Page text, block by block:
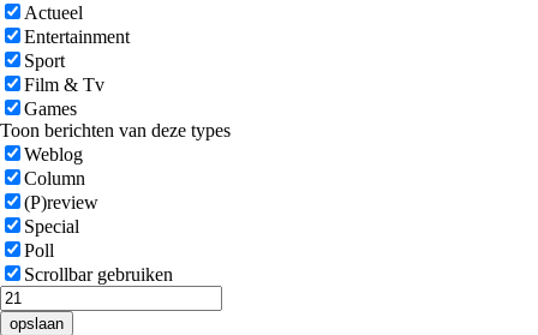
Actueel
Entertainment
Sport
Film & Tv
Games
Toon berichten van deze types
Weblog
Column
(P)review
Special
Poll
Scrollbar gebruiken
opslaan